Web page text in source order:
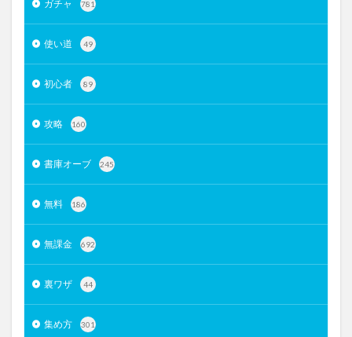
ガチャ 781
使い道 49
初心者 89
攻略 160
書庫オーブ 245
無料 186
無課金 692
裏ワザ 44
集め方 301